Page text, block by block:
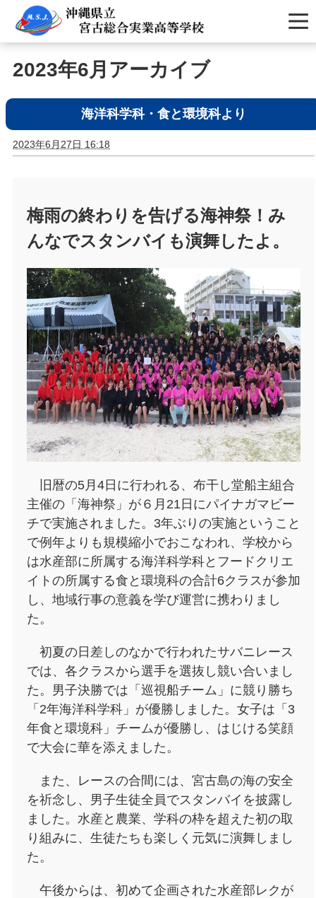
2023年6月アーカイブ
海洋科学科・食と環境科より
2023年6月27日 16:18
梅雨の終わりを告げる海神祭！み
んなでスタンバイも演舞したよ。
旧暦の5月4日に行われる、布干し堂船主組合
主催の「海神祭」が６月21日にパイナガマビー
チで実施されました。3年ぶりの実施ということ
で例年よりも規模縮小でおこなわれ、学校から
は水産部に所属する海洋科学科とフードクリエ
イトの所属する食と環境科の合計6クラスが参加
し、地域行事の意義を学び運営に携わりまし
た。
初夏の日差しのなかで行われたサバニレース
では、各クラスから選手を選抜し競い合いまし
た。男子決勝では「巡視船チーム」に競り勝ち
「2年海洋科学科」が優勝しました。女子は「3
年食と環境科」チームが優勝し、はじける笑顔
で大会に華を添えました。
また、レースの合間には、宮古島の海の安全
を祈念し、男子生徒全員でスタンバイを披露し
ました。水産と農業、学科の枠を超えた初の取
り組みに、生徒たちも楽しく元気に演舞しまし
た。
午後からは、初めて企画された水産部レクが